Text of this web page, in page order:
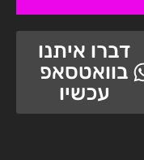
דברו איתנו
בוואטסאפ
עכשיו